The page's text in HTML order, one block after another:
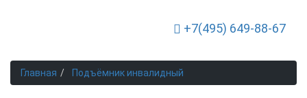
+7(495) 649-88-67
Toggle Navigation
Главная Подъёмник инвалидный